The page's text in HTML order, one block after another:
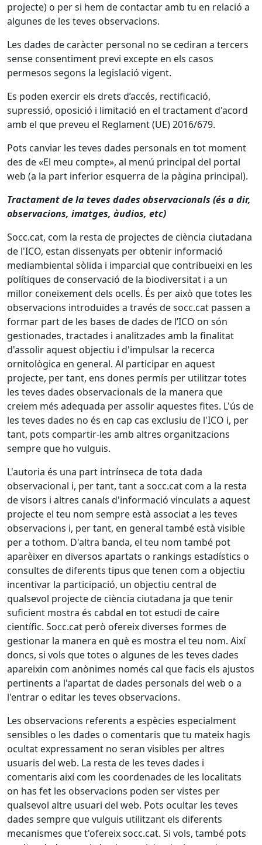
projecte) o per si hem de contactar amb tu en relació a
algunes de les teves observacions.
Les dades de caràcter personal no se cediran a tercers
sense consentiment previ excepte en els casos
permesos segons la legislació vigent.
Es poden exercir els drets d’accés, rectificació,
supressió, oposició i limitació en el tractament d'acord
amb el que preveu el Reglament (UE) 2016/679.
Pots canviar les teves dades personals en tot moment
des de «El meu compte», al menú principal del portal
web (a la part inferior esquerra de la pàgina principal).
Tractament de la teves dades observacionals (és a dir,
observacions, imatges, àudios, etc)
Socc.cat, com la resta de projectes de ciència ciutadana
de l'ICO, estan dissenyats per obtenir informació
mediambiental sòlida i imparcial que contribueixi en les
polítiques de conservació de la biodiversitat i a un
millor coneixement dels ocells. És per això que totes les
observacions introduïdes a través de socc.cat passen a
formar part de les bases de dades de l’ICO on són
gestionades, tractades i analitzades amb la finalitat
d'assolir aquest objectiu i d'impulsar la recerca
ornitològica en general. Al participar en aquest
projecte, per tant, ens dones permís per utilitzar totes
les teves dades observacionals de la manera que
creiem més adequada per assolir aquestes fites. L'ús de
les teves dades no és en cap cas exclusiu de l'ICO i, per
tant, pots compartir-les amb altres organitzacions
sempre que ho vulguis.
L'autoria és una part intrínseca de tota dada
observacional i, per tant, tant a socc.cat com a la resta
de visors i altres canals d'informació vinculats a aquest
projecte el teu nom sempre està associat a les teves
observacions i, per tant, en general també està visible
per a tothom. D'altra banda, el teu nom també pot
aparèixer en diversos apartats o rankings estadístics o
consultes de diferents tipus que tenen com a objectiu
incentivar la participació, un objectiu central de
qualsevol projecte de ciència ciutadana ja que tenir
suficient mostra és cabdal en tot estudi de caire
científic. Socc.cat però ofereix diverses formes de
gestionar la manera en què es mostra el teu nom. Així
doncs, si vols que totes o algunes de les teves dades
apareixin com anònimes només cal que facis els ajustos
pertinents a l'apartat de dades personals del web o a
l'entrar o editar les teves observacions.
Les observacions referents a espècies especialment
sensibles o les dades o comentaris que tu mateix hagis
ocultat expressament no seran visibles per altres
usuaris del web. La resta de les teves dades i
comentaris així com les coordenades de les localitats
on has fet les observacions poden ser vistes per
qualsevol altre usuari del web. Pots ocultar les teves
dades sempre que vulguis utilitzant els diferents
mecanismes que t'ofereix socc.cat. Si vols, també pots